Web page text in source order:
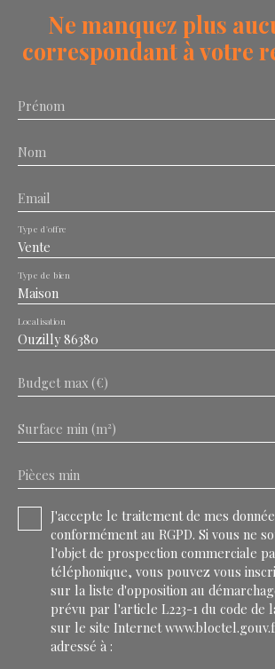
Ne manquez plus
correspondant à votre
Prénom
Nom
Email
Vente
Type d'offre
Maison
Type de bien
Ouzilly 86380
Localisation
Budget max (€)
Surface min (m²)
Pièces min
J'accepte le traitement de mes
conformément au RGPD. Si vous ne
l'objet de prospection commerciale
téléphonique, vous pouvez vous
sur la liste d'opposition au
prévu par l'article L223-1 du code de
sur le site Internet
adressé à :